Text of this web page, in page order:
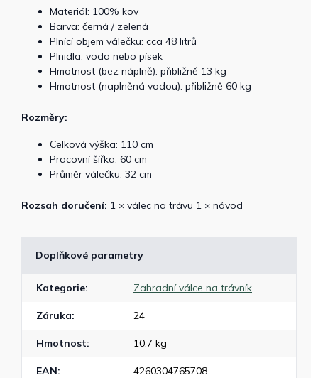
Materiál: 100% kov
Barva: černá / zelená
Plnící objem válečku: cca 48 litrů
Plnidla: voda nebo písek
Hmotnost (bez náplně): přibližně 13 kg
Hmotnost (naplněná vodou): přibližně 60 kg
Rozměry:
Celková výška: 110 cm
Pracovní šířka: 60 cm
Průměr válečku: 32 cm
Rozsah doručení: 1 × válec na trávu 1 × návod
Doplňkové parametry
Kategorie: Zahradní válce na trávník
Záruka: 24
Hmotnost: 10.7 kg
EAN: 4260304765708